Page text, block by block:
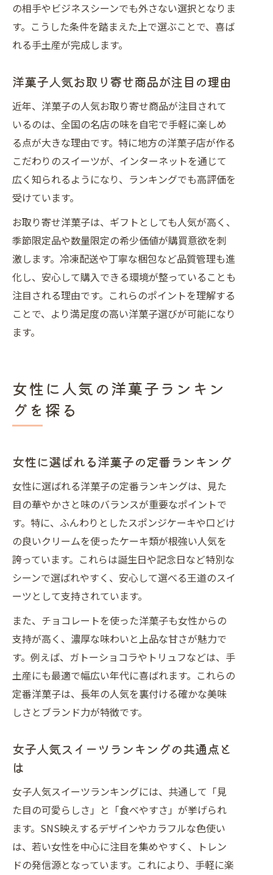
の相手やビジネスシーンでも外さない選択となりま
す。こうした条件を踏まえた上で選ぶことで、喜ば
れる手土産が完成します。
洋菓子人気お取り寄せ商品が注目の理由
近年、洋菓子の人気お取り寄せ商品が注目されて
いるのは、全国の名店の味を自宅で手軽に楽しめ
る点が大きな理由です。特に地方の洋菓子店が作る
こだわりのスイーツが、インターネットを通じて
広く知られるようになり、ランキングでも高評価を
受けています。
お取り寄せ洋菓子は、ギフトとしても人気が高く、
季節限定品や数量限定の希少価値が購買意欲を刺
激します。冷凍配送や丁寧な梱包など品質管理も進
化し、安心して購入できる環境が整っていることも
注目される理由です。これらのポイントを理解する
ことで、より満足度の高い洋菓子選びが可能になり
ます。
女性に人気の洋菓子ランキン
グを探る
女性に選ばれる洋菓子の定番ランキング
女性に選ばれる洋菓子の定番ランキングは、見た
目の華やかさと味のバランスが重要なポイントで
す。特に、ふんわりとしたスポンジケーキや口どけ
の良いクリームを使ったケーキ類が根強い人気を
誇っています。これらは誕生日や記念日など特別な
シーンで選ばれやすく、安心して選べる王道のスイ
ーツとして支持されています。
また、チョコレートを使った洋菓子も女性からの
支持が高く、濃厚な味わいと上品な甘さが魅力で
す。例えば、ガトーショコラやトリュフなどは、手
土産にも最適で幅広い年代に喜ばれます。これらの
定番洋菓子は、長年の人気を裏付ける確かな美味
しさとブランド力が特徴です。
女子人気スイーツランキングの共通点と
は
女子人気スイーツランキングには、共通して「見
た目の可愛らしさ」と「食べやすさ」が挙げられ
ます。SNS映えするデザインやカラフルな色使い
は、若い女性を中心に注目を集めやすく、トレン
ドの発信源となっています。これにより、手軽に楽